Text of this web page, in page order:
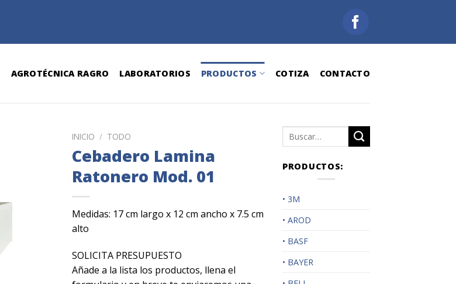
AGROTÉCNICA RAGRO LABORATORIOS PRODUCTOS COTIZA CONTACTO
INICIO / TODO
Cebadero Lamina
Ratonero Mod. 01
Medidas: 17 cm largo x 12 cm ancho x 7.5 cm
alto
SOLICITA PRESUPUESTO
Añade a la lista los productos, llena el
Buscar
por:
PRODUCTOS:
• 3M
• AROD
• BASF
• BAYER